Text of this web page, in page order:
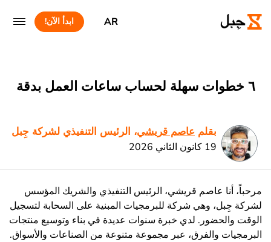
AR ابدأ الآن!
٦ خطوات سهلة لحساب ساعات العمل بدقة
بقلم عاصم قريشي، الرئيس التنفيذي لشركة جِبل
19 كانون الثاني 2026
مرحباً، أنا عاصم قريشي، الرئيس التنفيذي والشريك المؤسس
لشركة جِبل، وهي شركة للبرمجيات المبنية على السحابة لتسجيل
الوقت والحضور. لدي خبرة سنوات عديدة في بناء وتوسيع منتجات
البرمجيات والفرق، عبر مجموعة متنوعة من الصناعات والأسواق.